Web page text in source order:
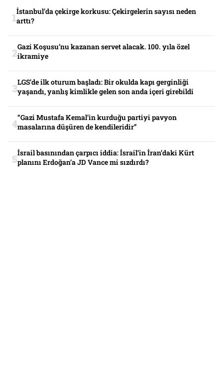
İstanbul’da çekirge korkusu: Çekirgelerin sayısı neden
arttı?
Gazi Koşusu’nu kazanan servet alacak. 100. yıla özel
ikramiye
LGS’de ilk oturum başladı: Bir okulda kapı gerginliği
yaşandı, yanlış kimlikle gelen son anda içeri girebildi
“Gazi Mustafa Kemal’in kurduğu partiyi pavyon
masalarına düşüren de kendileridir”
İsrail basınından çarpıcı iddia: İsrail’in İran’daki Kürt
planını Erdoğan’a JD Vance mi sızdırdı?